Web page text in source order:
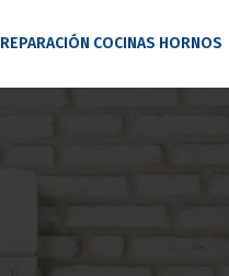
REPARACIÓN COCINAS HORNOS